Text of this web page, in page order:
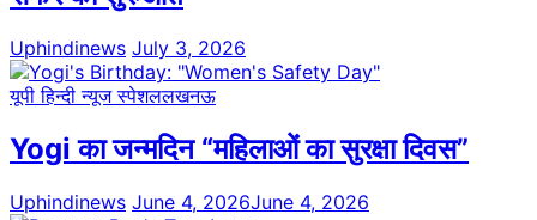
Uphindinews July 3, 2026
यूपी हिन्दी न्यूज स्पेशललखनऊ
Yogi का जन्मदिन “महिलाओं का सुरक्षा दिवस”
Uphindinews June 4, 2026June 4, 2026